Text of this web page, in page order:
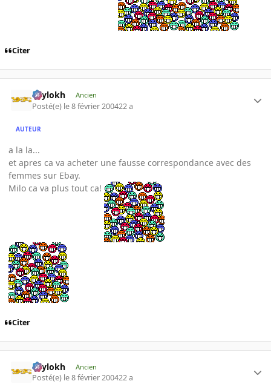
Citer
Psylokh Ancien
Posté(e) le 8 février 200422 a
AUTEUR
a la la...
et apres ca va acheter une fausse correspondance avec des
femmes sur Ebay.
Milo ca va plus tout ca!
Citer
Psylokh Ancien
Posté(e) le 8 février 200422 a